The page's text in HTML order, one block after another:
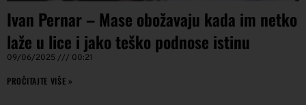
Ivan Pernar – Mase obožavaju kada im netko
laže u lice i jako teško podnose istinu
09/06/2025 00:21
PROČITAJTE VIŠE »